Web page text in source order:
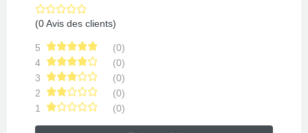
(0 Avis des clients)
5
(0)
4
(0)
3
(0)
2
(0)
1
(0)